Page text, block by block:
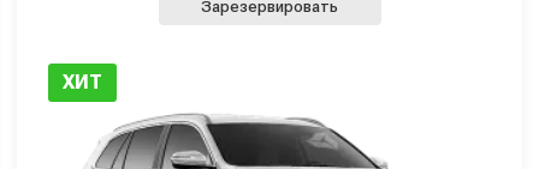
Зарезервировать
ХИТ